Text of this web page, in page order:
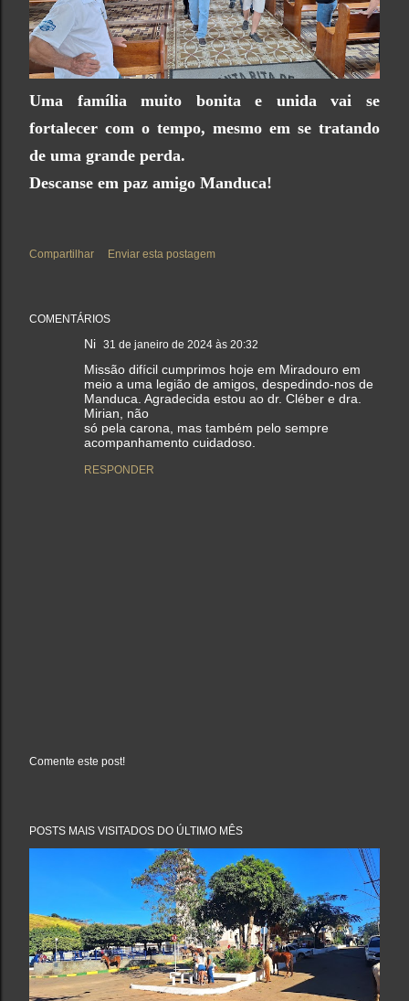
Uma família muito bonita e unida vai se
fortalecer com o tempo, mesmo em se tratando
de uma grande perda.
Descanse em paz amigo Manduca!
Compartilhar Enviar esta postagem
COMENTÁRIOS
Ni 31 de janeiro de 2024 às 20:32
Missão difícil cumprimos hoje em Miradouro em
meio a uma legião de amigos, despedindo-nos de
Manduca. Agradecida estou ao dr. Cléber e dra.
Mirian, não
só pela carona, mas também pelo sempre
acompanhamento cuidadoso.
RESPONDER
a
u
e
n
t
á
r
i
o
Comente este post!
POSTS MAIS VISITADOS DO ÚLTIMO MÊS